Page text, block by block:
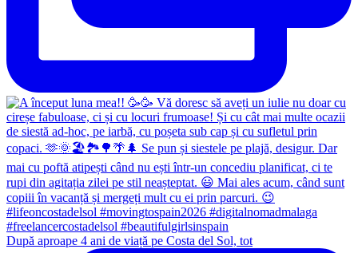
După aproape 4 ani de viață pe Costa del Sol, tot